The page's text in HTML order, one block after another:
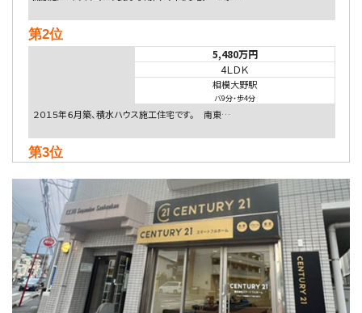
第2位
5,480万円
4ＬＤＫ
相模大野駅
バ9分・歩4分
２０１５年６月築、積水ハウス施工住宅です。 南東…
第3位
4ＳＬＤＫ
海老名駅
バ15分・歩1分
リビングダイニング部分の床暖房完備 車並列2台駐…
第4位
4,080万円
4ＬＤＫ